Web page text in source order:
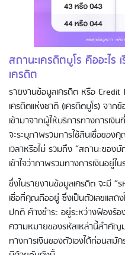
สถานะเครดิตบูโร คืออะไ
เครดิต
รายงานข้อมูลเครดิต หรือ
เครดิตแห่งชาติ (เครดิตบูโร) จาก
เข้ามาจากผู้ให้บริการทางการเงิ
จะระบุภาพรวมการใช้สินเชื่อของ
เวลาหรือไม่ รวมถึง “สถานะของ
เข้าใจว่าภาพรวมทางการเงินอยู่ใ
ซึ่งในรายงานข้อมูลเครดิต จะมี “
เชื่อที่คุณถืออยู่ ซึ่งเป็นตัวเลขแสด
ปกติ ค้างชำระ อยู่ระหว่างฟ้อง
ความหมายของรหัสเหล่านี้สำคัญ
ทางการเงินของตัวเองได้ก่อนสมั